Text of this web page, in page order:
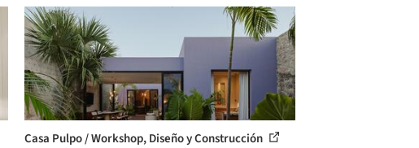
Casa Pulpo / Workshop, Diseño y Construcción